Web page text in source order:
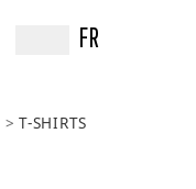
FR
T-SHIRTS